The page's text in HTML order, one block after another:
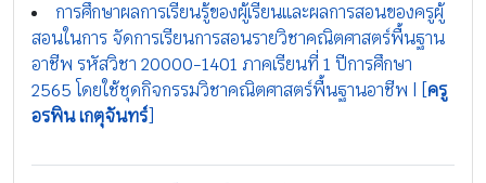
การศึกษาผลการเรียนรู้ของผู้เรียนและผลการสอนของครูผู้
สอนในการ จัดการเรียนการสอนรายวิชาคณิตศาสตร์พื้นฐาน
อาชีพ รหัสวิชา 20000-1401 ภาคเรียนที่ 1 ปีการศึกษา
2565 โดยใช้ชุดกิจกรรมวิชาคณิตศาสตร์พื้นฐานอาชีพ | [ ครู
อรพิน เกตุจันทร์